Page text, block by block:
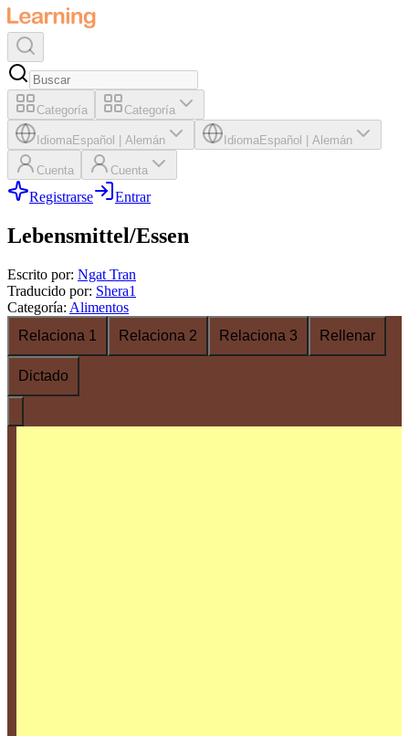
Categoría Categoría
IdiomaEspañol Alemán IdiomaEspañol Alemán
Cuenta Cuenta
Registrarse Entrar
Lebensmittel/Essen
Escrito por: Ngat Tran
Traducido por: Shera1
Categoría: Alimentos
Relaciona 1
Relaciona 2 Relaciona 3 Rellenar
Dictado